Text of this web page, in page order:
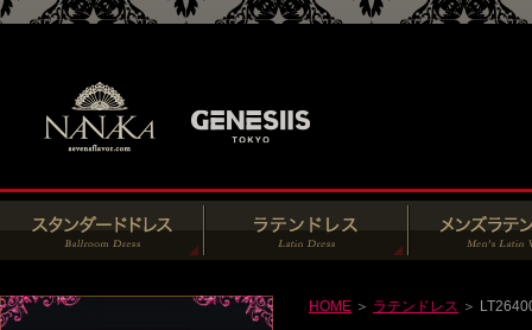
HOME ＞ ラテンドレス ＞